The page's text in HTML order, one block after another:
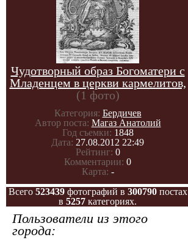
Чудотворный образ Богоматери с
Младенцем в церкви кармелитов,
(1 фото)
Категория: Бердичев
Автор поста: Магаз Анатолий
Год съемки: 1848
Дата: 27.08.2012 22:49
Рейтинг: 0
Комментарии: 0
Карта: -
Всего 523439фотографий в 300790постах
в 5257 категориях.
Пользователи из этого
города: